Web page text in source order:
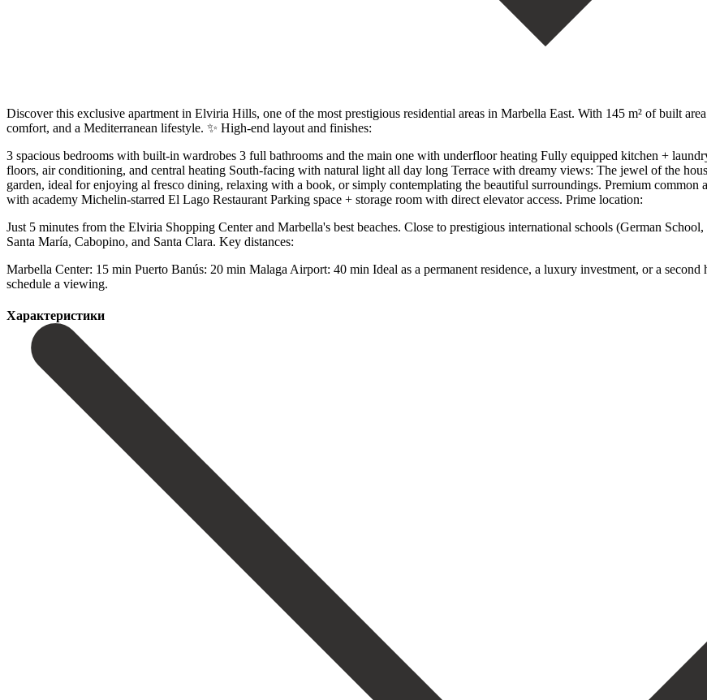
Discover this exclusive apartment in Elviria Hills, one of the most prestigious residential areas in Marbella East. With 145 m² of built
comfort, and a Mediterranean lifestyle. ✨ High-end layout and finishes:
3 spacious bedrooms with built-in wardrobes 3 full bathrooms and the main one with underfloor heating Fully equipped kitchen +
floors, air conditioning, and central heating South-facing with natural light all day long Terrace with dreamy views: The jewel of the
garden, ideal for enjoying al fresco dining, relaxing with a book, or simply contemplating the beautiful surroundings. Premium
with academy Michelin-starred El Lago Restaurant Parking space + storage room with direct elevator access. Prime location:
Just 5 minutes from the Elviria Shopping Center and Marbella's best beaches. Close to prestigious international schools (German
Santa María, Cabopino, and Santa Clara. Key distances:
Marbella Center: 15 min Puerto Banús: 20 ‌min Malaga ‌Airport: ‌40 ‌min Ideal as ‌a permanent ‌residence, a luxury investment, or a
‌schedule ‌a ‌viewing.
Характеристики